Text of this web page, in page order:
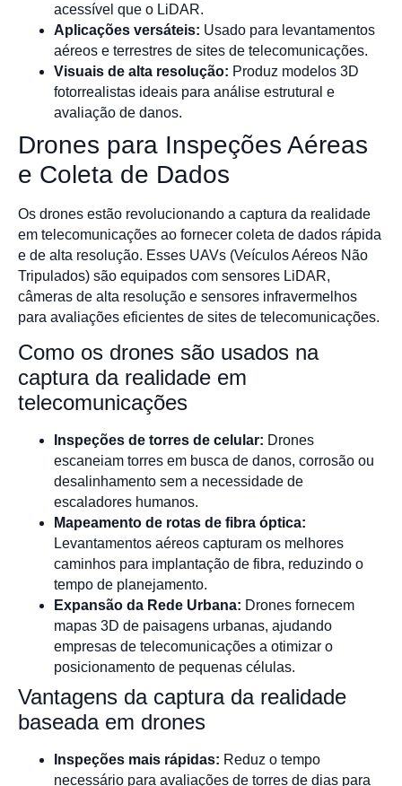
acessível que o LiDAR.
Aplicações versáteis: Usado para levantamentos
aéreos e terrestres de sites de telecomunicações.
Visuais de alta resolução: Produz modelos 3D
fotorrealistas ideais para análise estrutural e
avaliação de danos.
Drones para Inspeções Aéreas
e Coleta de Dados
Os drones estão revolucionando a captura da realidade
em telecomunicações ao fornecer coleta de dados rápida
e de alta resolução. Esses UAVs (Veículos Aéreos Não
Tripulados) são equipados com sensores LiDAR,
câmeras de alta resolução e sensores infravermelhos
para avaliações eficientes de sites de telecomunicações.
Como os drones são usados na
captura da realidade em
telecomunicações
Inspeções de torres de celular: Drones
escaneiam torres em busca de danos, corrosão ou
desalinhamento sem a necessidade de
escaladores humanos.
Mapeamento de rotas de fibra óptica:
Levantamentos aéreos capturam os melhores
caminhos para implantação de fibra, reduzindo o
tempo de planejamento.
Expansão da Rede Urbana: Drones fornecem
mapas 3D de paisagens urbanas, ajudando
empresas de telecomunicações a otimizar o
posicionamento de pequenas células.
Vantagens da captura da realidade
baseada em drones
Inspeções mais rápidas: Reduz o tempo
necessário para avaliações de torres de dias para